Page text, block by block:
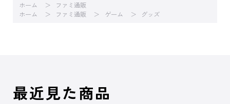
ホーム
ファミ通販
ホーム
ファミ通販 ゲーム グッズ
最近見た商品